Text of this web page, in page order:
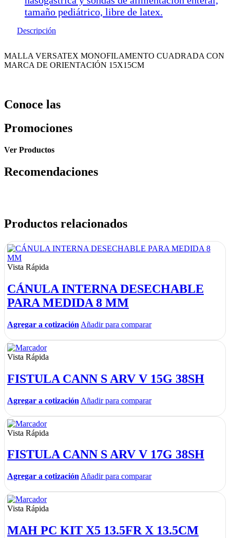
tamaño pediátrico, libre de latex.
Descripción
MALLA VERSATEX MONOFILAMENTO CUADRADA CON
MARCA DE ORIENTACIÓN 15X15CM
Conoce las
Promociones
Ver Productos
Recomendaciones
Productos relacionados
Vista Rápida
CÁNULA INTERNA DESECHABLE
PARA MEDIDA 8 MM
Agregar a cotización Añadir para comparar
Vista Rápida
FISTULA CANN S ARV V 15G 38SH
Agregar a cotización Añadir para comparar
Vista Rápida
FISTULA CANN S ARV V 17G 38SH
Agregar a cotización Añadir para comparar
Vista Rápida
MAH PC KIT X5 13.5FR X 13.5CM